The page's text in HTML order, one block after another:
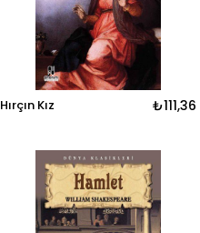
Hırçın Kız ₺111,36